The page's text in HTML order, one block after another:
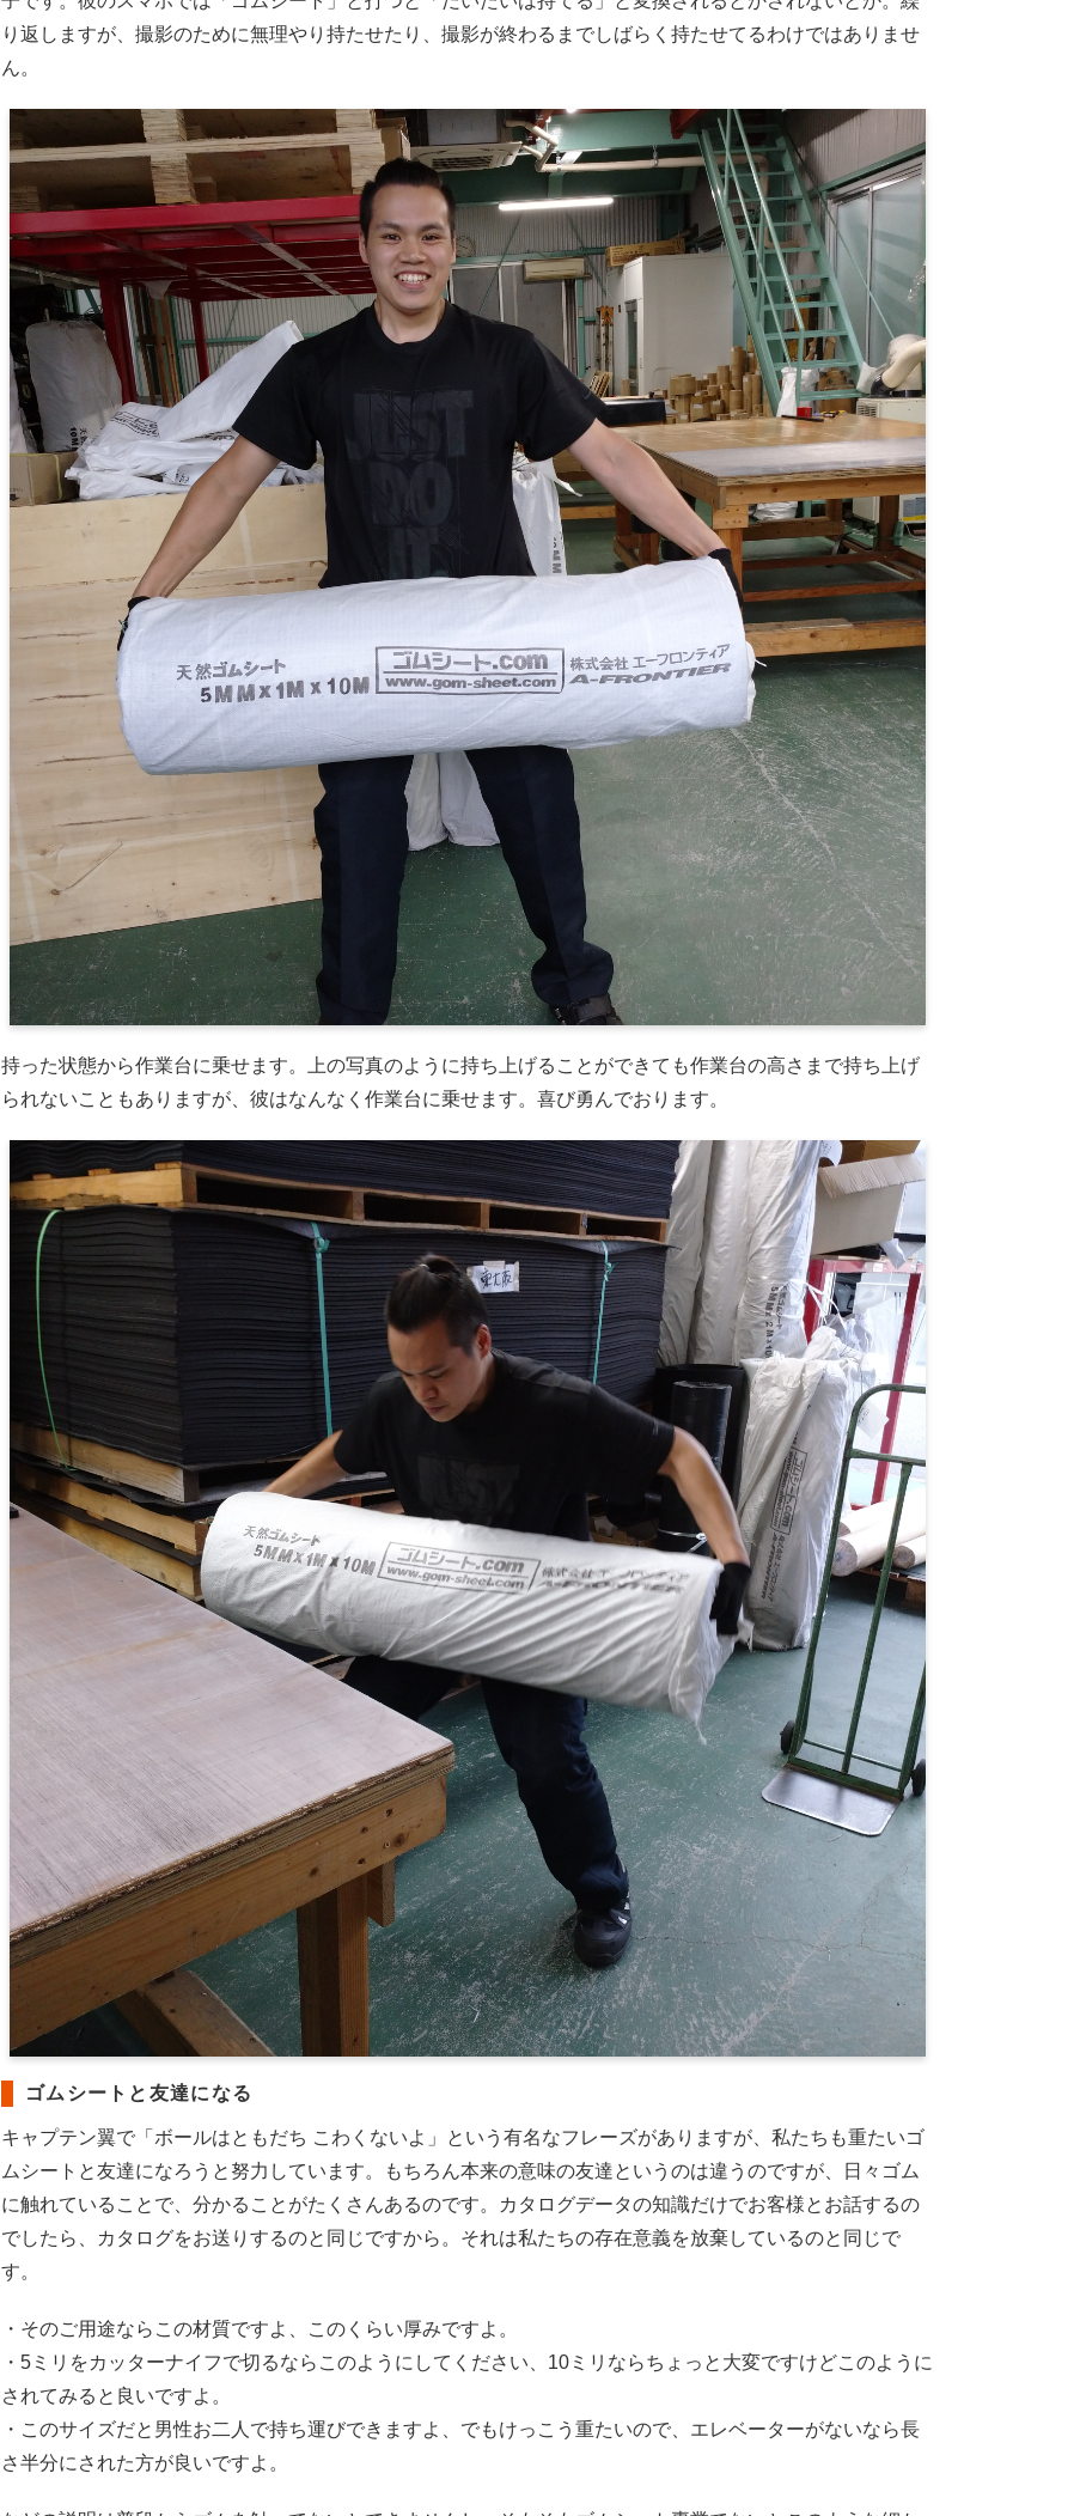
り返しますが、撮影のために無理やり持たせたり、撮影が終わるまでしばらく持たせてるわけではありませ
ん。
持った状態から作業台に乗せます。上の写真のように持ち上げることができても作業台の高さまで持ち上げ
られないこともありますが、彼はなんなく作業台に乗せます。喜び勇んでおります。
ゴムシートと友達になる
キャプテン翼で「ボールはともだち こわくないよ」という有名なフレーズがありますが、私たちも重たいゴ
ムシートと友達になろうと努力しています。もちろん本来の意味の友達というのは違うのですが、日々ゴム
に触れていることで、分かることがたくさんあるのです。カタログデータの知識だけでお客様とお話するの
でしたら、カタログをお送りするのと同じですから。それは私たちの存在意義を放棄しているのと同じで
す。
・そのご用途ならこの材質ですよ、このくらい厚みですよ。
・5ミリをカッターナイフで切るならこのようにしてください、10ミリならちょっと大変ですけどこのように
されてみると良いですよ。
・このサイズだと男性お二人で持ち運びできますよ、でもけっこう重たいので、エレベーターがないなら長
さ半分にされた方が良いですよ。